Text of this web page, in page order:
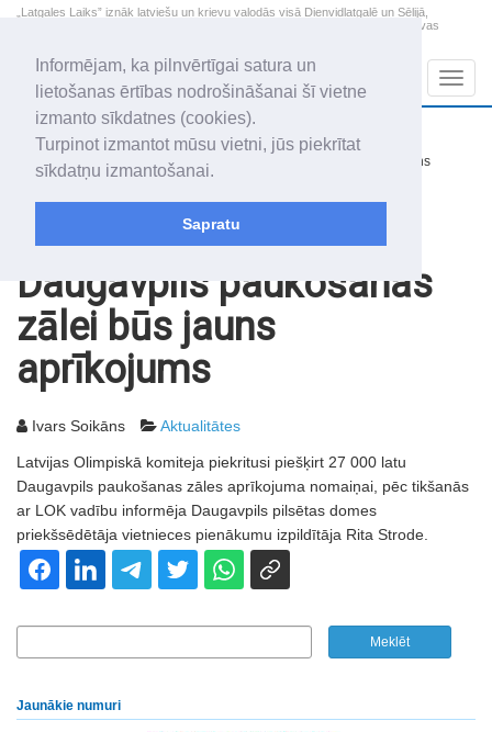
Informējam, ka pilnvērtīgai satura un
lietošanas ērtības nodrošināšanai šī vietne
izmanto sīkdatnes (cookies).
Turpinot izmantot mūsu vietni, jūs piekrītat
sīkdatņu izmantošanai.
Sapratu
„Latgales Laiks” iznāk latviešu un krievu valodās visā Dienvidlatgalē un Sēlijā,
„Latgales Laiks” latviešu valodā aptver Daugavpils valstspilsētu, Augšdaugavas
2026. gada 7. augusts
Piektdiena
Alfrēds, Fredis, Madars
+16.5
nedaudz mākoņains
Daugavpils paukošanas
zālei būs jauns
aprīkojums
Ivars Soikāns Aktualitātes
Latvijas Olimpiskā komiteja piekritusi piešķirt 27 000 latu
Daugavpils paukošanas zāles aprīkojuma nomaiņai, pēc tikšanās
ar LOK vadību informēja Daugavpils pilsētas domes
priekšsēdētāja vietnieces pienākumu izpildītāja Rita Strode.
Jaunākie numuri